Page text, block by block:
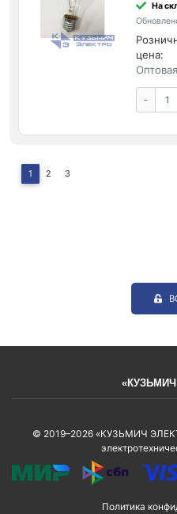
На
цена:
-
1 2 3
© 2019–2026 «КУЗЬМИЧ
Политика